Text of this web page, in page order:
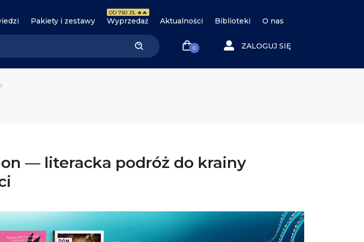
Pakiety i zestawy Wyprzedaż
OD 7.50 ZŁ 🔥🔥
Aktualności Biblioteki O nas
0 ZALOGUJ SIĘ
— literacka podróż do krainy